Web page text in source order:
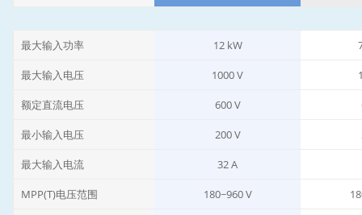
最大输入功率 12 kW
最大输入电压 1000 V
额定直流电压 600 V
最小输入电压 200 V
最大输入电流 32 A
MPP(T)电压范围 180~960 V